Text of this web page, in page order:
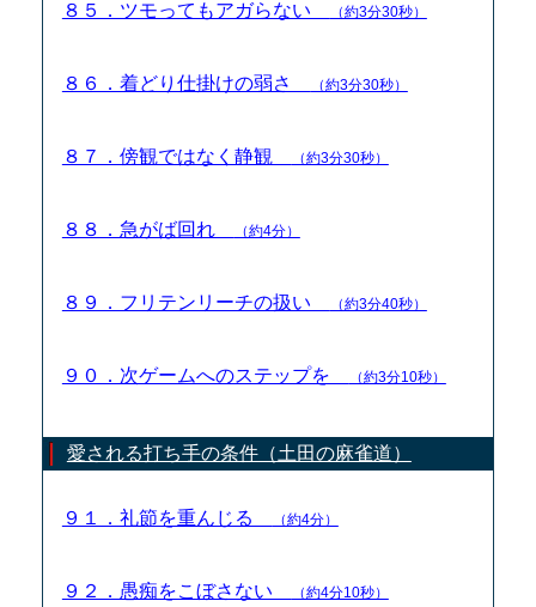
８５．ツモってもアガらない （約3分30秒）
８６．着どり仕掛けの弱さ （約3分30秒）
８７．傍観ではなく静観 （約3分30秒）
８８．急がば回れ （約4分）
８９．フリテンリーチの扱い （約3分40秒）
９０．次ゲームへのステップを （約3分10秒）
愛される打ち手の条件（土田の麻雀道）
９１．礼節を重んじる （約4分）
９２．愚痴をこぼさない （約4分10秒）